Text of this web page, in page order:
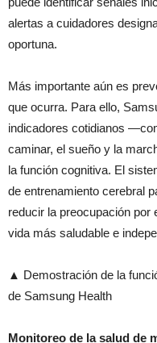
alertas a cuidadores
oportuna.
Más importante aún es
que ocurra. Para ello,
indicadores cotidianos
caminar, el sueño y la
la función cognitiva. El
de entrenamiento cerebral
reducir la preocupación por
vida más saludable e
▲ Demostración de la
de Samsung Health
Monitoreo de la salud de